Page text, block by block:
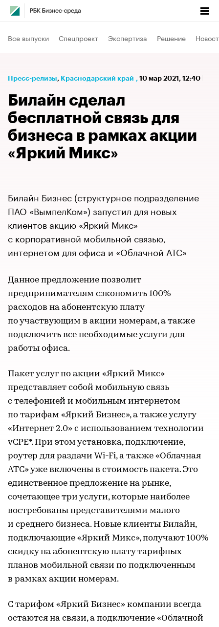
Все выпуски Спецпроект Экспертиза Решение
Пресс-релизы⁠, Краснодарский край , 10 мар 2021, 12:40
Билайн сделал
бесплатной связь для
бизнеса в рамках акции
«Яркий Микс»
Билайн Бизнес (структурное подразделение
ПАО «ВымпелКом») запустил для новых
клиентов акцию «Яркий Микс»
с корпоративной мобильной связью,
интернетом для офиса и «Облачной АТС»
Данное предложение позволит
предпринимателям сэкономить 100%
расходов на абонентскую плату
по участвующим в акции номерам, а также
подключить все необходимые услуги для
работы офиса.
Пакет услуг по акции «Яркий Микс»
представляет собой мобильную связь
с телефонией и мобильным интернетом
по тарифам «Яркий Бизнес», а также услугу
«Интернет 2.0» с использованием технологии
vCPE*. При этом установка, подключение,
роутер для раздачи Wi-Fi, а также «Облачная
АТС» уже включены в стоимость пакета. Это
единственное предложение на рынке,
сочетающее три услуги, которые наиболее
востребованы представителями малого
и среднего бизнеса. Новые клиенты Билайн,
подключающие «Яркий Микс», получают 100%
скидку на абонентскую плату тарифных
планов мобильной связи по подключенным
в рамках акции номерам.
С тарифом «Яркий Бизнес» компании всегда
остаются на связи, а подключение «Облачной